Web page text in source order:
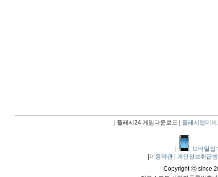
플래시24 게임다운로드 | 플래시업데이
모바일접
이용약관
개인정보취급
Copyright ⓒ since